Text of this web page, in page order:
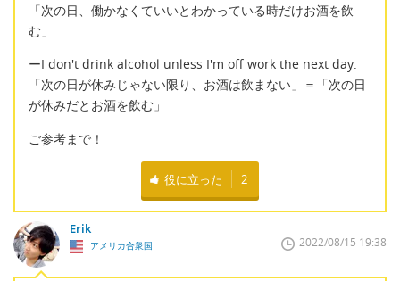
「次の日、働かなくていいとわかっている時だけお酒を飲
む」
ーI don't drink alcohol unless I'm off work the next day.
「次の日が休みじゃない限り、お酒は飲まない」＝「次の日
が休みだとお酒を飲む」
ご参考まで！
役に立った 2
Erik
アメリカ合衆国 2022/08/15 19:38